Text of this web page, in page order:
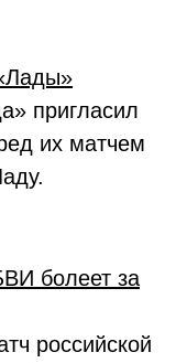
пригласил
их матчем
болеет за
российской